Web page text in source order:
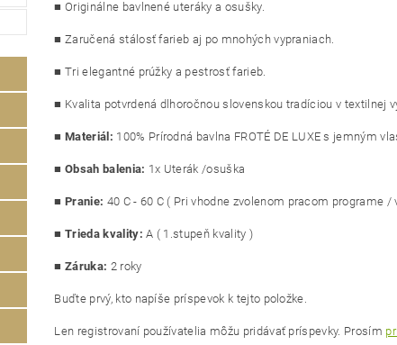
■ Originálne bavlnené uteráky a osušky.
■ Zaručená stálosť farieb aj po mnohých vypraniach.
■ Tri elegantné prúžky a pestrosť farieb.
■ Kvalita potvrdená dlhoročnou slovenskou tradíciou v textilnej
■ Materiál: 100% Prírodná bavlna FROTÉ DE LUXE s jemným
■ Obsah balenia: 1x Uterák /osuška
■ Pranie: 40 C - 60 C ( Pri vhodne zvolenom pracom programe
■ Trieda kvality: A ( 1.stupeň kvality )
■ Záruka: 2 roky
Buďte prvý, kto napíše príspevok k tejto položke.
Len registrovaní používatelia môžu pridávať príspevky. Prosím